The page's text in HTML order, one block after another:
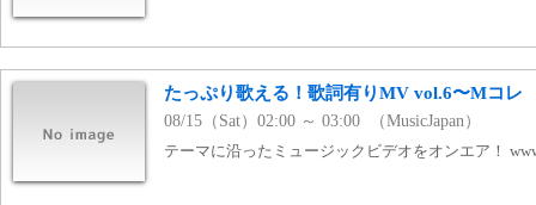
たっぷり歌える！歌詞有りMV vol.6〜Mコレ
08/15（Sat）02:00 ～ 03:00 （MusicJapan）
テーマに沿ったミュージックビデオをオンエア！